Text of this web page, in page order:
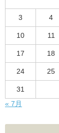
3 4
10 11
17 18
24 25
31
« 7月